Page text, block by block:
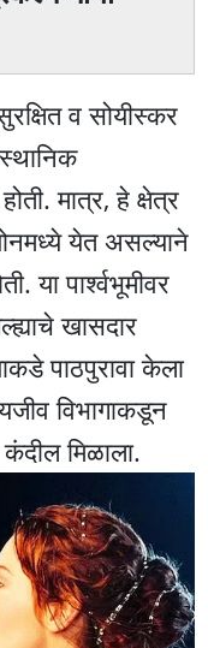
व सोयीस्कर
मात्र, हे क्षेत्र
येत असल्याने
या पार्श्वभूमीवर
खासदार
पाठपुरावा केला
विभागाकडून
मिळाला.